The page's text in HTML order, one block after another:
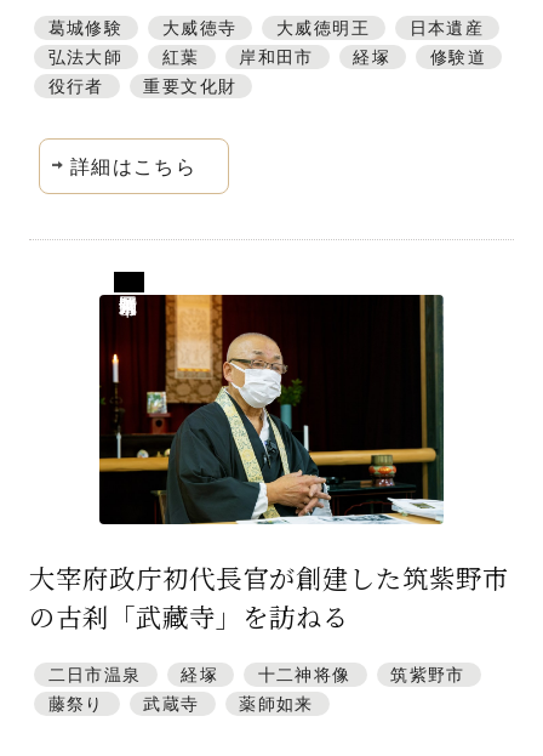
お問い合わせ
葛城修験 大威徳寺 大威徳明王
日本遺産
弘法大師
紅葉 岸和田市 経塚
修験道
役行者
重要文化財
詳細はこちら
大宰府政庁初代長官が創建した筑紫野市
の古刹「武藏寺」を訪ねる
二日市温泉 経塚 十二神将像
筑紫野市
藤祭り
武蔵寺 薬師如来